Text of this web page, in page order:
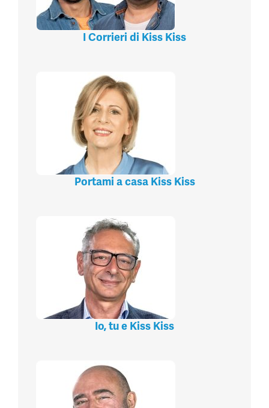
I Corrieri di Kiss Kiss
Portami a casa Kiss Kiss
Io, tu e Kiss Kiss